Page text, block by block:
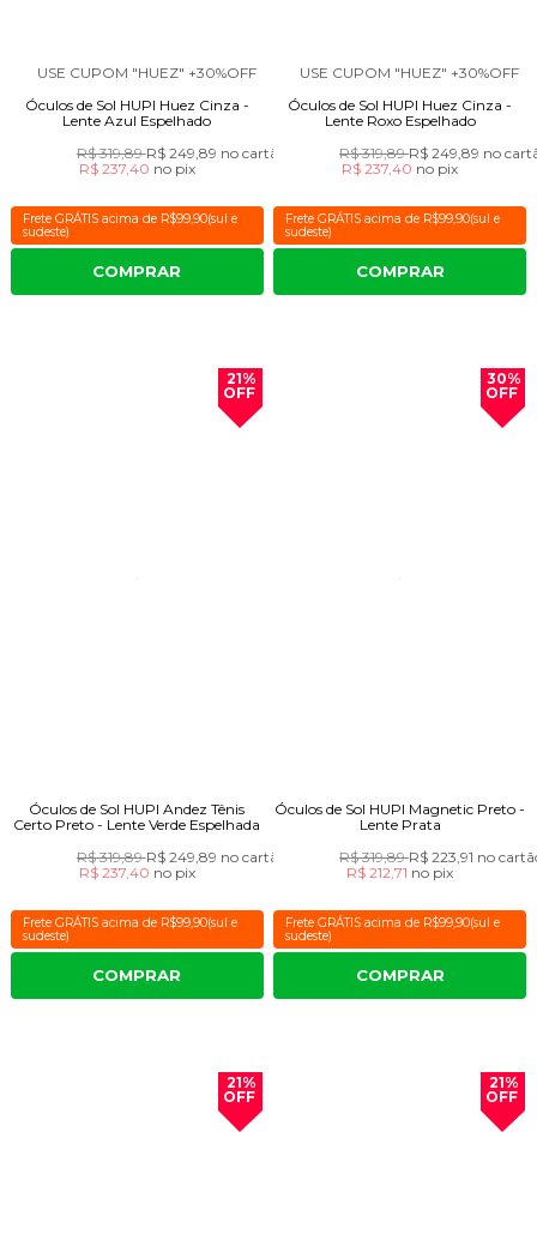
USE CUPOM "HUEZ" +30%OFF
Óculos de Sol HUPI Huez Cinza -
Lente Azul Espelhado
R$ 319,89R$ 249,89 no cartão
R$ 237,40 no pix
Frete GRÁTIS acima de R$99,90(sul e
sudeste)
COMPRAR
USE CUPOM "HUEZ" +30%OFF
Óculos de Sol HUPI Huez Cinza -
Lente Roxo Espelhado
R$ 319,89R$ 249,89 no
R$ 237,40 no pix
Frete GRÁTIS acima de R$99,90(sul e
sudeste)
COMPRAR
21%
OFF
Óculos de Sol HUPI Andez Tênis
Certo Preto - Lente Verde Espelhada
R$ 319,89R$ 249,89 no cartão
R$ 237,40 no pix
Frete GRÁTIS acima de R$99,90(sul e
sudeste)
COMPRAR
30%
OFF
Óculos de Sol HUPI Magnetic Preto -
Lente Prata
R$ 319,89R$ 223,91 no
R$ 212,71 no pix
Frete GRÁTIS acima de R$99,90(sul e
sudeste)
COMPRAR
21%
OFF
21%
OFF